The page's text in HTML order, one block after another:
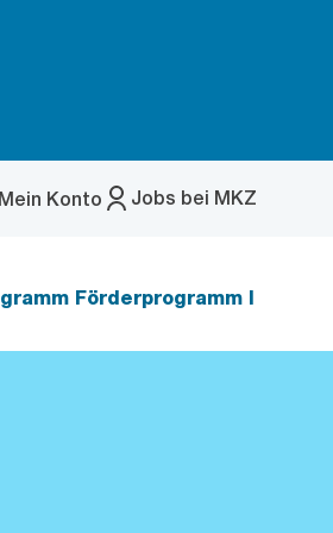
Jobs bei MKZ
Mein Konto
Menü
Förderprogramm I